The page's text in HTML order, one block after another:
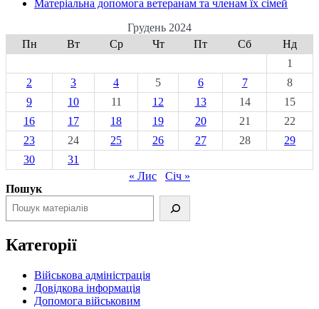
Матеріальна допомога ветеранам та членам їх сімей
Грудень 2024
Пн
Вт Ср Чт Пт Сб
Нд
1
2
3 4 5 6 7
8
9
10 11 12 13 14
15
16
17 18 19 20 21
22
23
24 25 26 27 28
29
30
31
« Лис
Січ »
Пошук
Категорії
Військова адміністрація
Довідкова інформація
Допомога військовим